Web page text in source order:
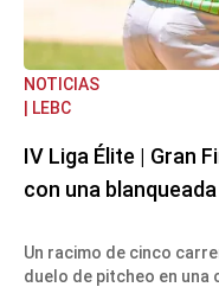
NOTICIAS
| LEBC
IV Liga Élite | Gran
con una
Un racimo de cinco
duelo de pitcheo en